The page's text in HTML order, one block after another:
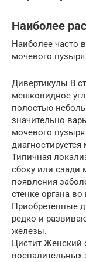
Наиболее
Наиболее часто
мочевого
Дивертикулы В
мешковидное
полостью
значительно
мочевого
Типичная
сбоку или сзади
появления
стенке органа
Приобретенные
редко и
железы.
Цистит Женский
воспалительных